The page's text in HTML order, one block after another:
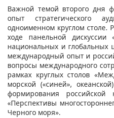
Важной темой второго дня
опыт стратегического
одноименном круглом столе.
ходе панельной дискуссии
национальных и глобальных
международный опыт и
вопросы международного
рамках круглых столов
морской («синей»,
формирования
«Перспективы
Черного моря».